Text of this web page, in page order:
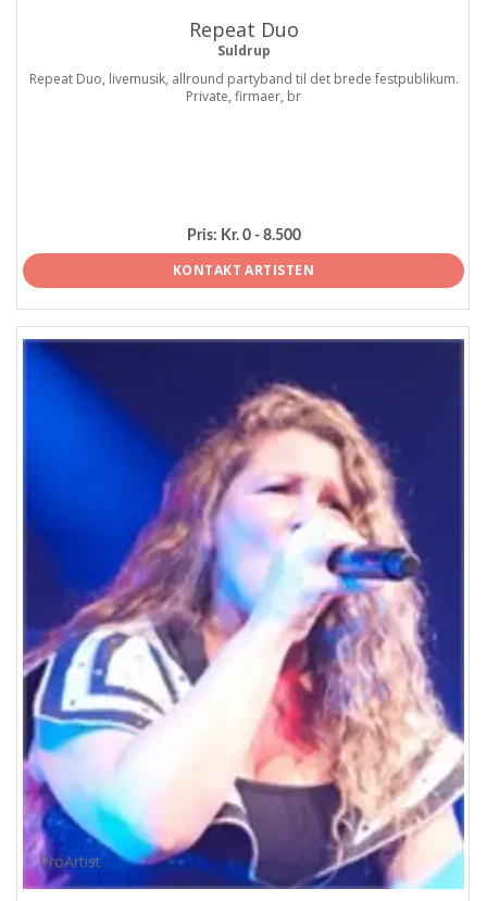
Repeat Duo
Suldrup
Repeat Duo, livemusik, allround partyband til det brede festpublikum.
Private, firmaer, br
Pris: Kr. 0 - 8.500
KONTAKT ARTISTEN
ProArtist